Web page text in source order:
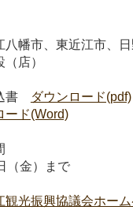
八幡市、東近江市、
店）
書
ダウンロード(pdf)
ード(Word)
（金）まで
観光振興協議会ホー